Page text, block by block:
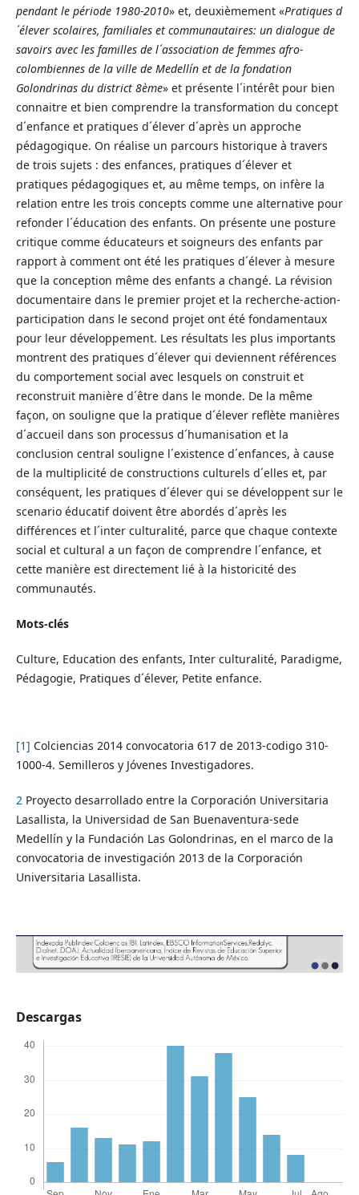
pendant le période 1980-2010» et, deuxièmement «Pratiques d
´élever scolaires, familiales et communautaires: un dialogue de
savoirs avec les familles de l´association de femmes afro-
colombiennes de la ville de Medellín et de la fondation
Golondrinas du district 8ème» et présente l´intérêt pour bien
connaitre et bien comprendre la transformation du concept
d´enfance et pratiques d´élever d´après un approche
pédagogique. On réalise un parcours historique à travers
de trois sujets : des enfances, pratiques d´élever et
pratiques pédagogiques et, au même temps, on infère la
relation entre les trois concepts comme une alternative pour
refonder l´éducation des enfants. On présente une posture
critique comme éducateurs et soigneurs des enfants par
rapport à comment ont été les pratiques d´élever à mesure
que la conception même des enfants a changé. La révision
documentaire dans le premier projet et la recherche-action-
participation dans le second projet ont été fondamentaux
pour leur développement. Les résultats les plus importants
montrent des pratiques d´élever qui deviennent références
du comportement social avec lesquels on construit et
reconstruit manière d´être dans le monde. De la même
façon, on souligne que la pratique d´élever reflète manières
d´accueil dans son processus d´humanisation et la
conclusion central souligne l´existence d´enfances, à cause
de la multiplicité de constructions culturels d´elles et, par
conséquent, les pratiques d´élever qui se développent sur le
scenario éducatif doivent être abordés d´après les
différences et l´inter culturalité, parce que chaque contexte
social et cultural a un façon de comprendre l´enfance, et
cette manière est directement lié à la historicité des
communautés.
Mots-clés
Culture, Education des enfants, Inter culturalité, Paradigme,
Pédagogie, Pratiques d´élever, Petite enfance.
[1] Colciencias 2014 convocatoria 617 de 2013-codigo 310-
1000-4. Semilleros y Jóvenes Investigadores.
2Proyecto desarrollado entre la Corporación Universitaria
Lasallista, la Universidad de San Buenaventura-sede
Medellín y la Fundación Las Golondrinas, en el marco de la
convocatoria de investigación 2013 de la Corporación
Universitaria Lasallista.
Descargas